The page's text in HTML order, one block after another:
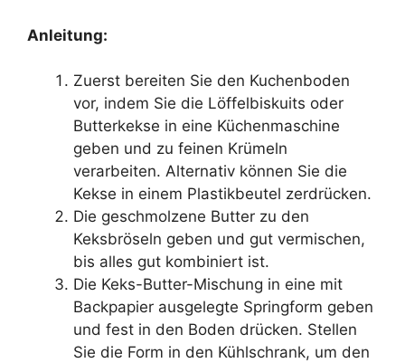
Anleitung:
Zuerst bereiten Sie den Kuchenboden
vor, indem Sie die Löffelbiskuits oder
Butterkekse in eine Küchenmaschine
geben und zu feinen Krümeln
verarbeiten. Alternativ können Sie die
Kekse in einem Plastikbeutel zerdrücken.
Die geschmolzene Butter zu den
Keksbröseln geben und gut vermischen,
bis alles gut kombiniert ist.
Die Keks-Butter-Mischung in eine mit
Backpapier ausgelegte Springform geben
und fest in den Boden drücken. Stellen
Sie die Form in den Kühlschrank, um den